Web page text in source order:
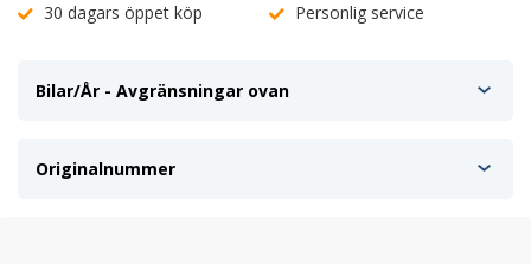
30 dagars öppet köp
Personlig service
Bilar/År - Avgränsningar ovan
Originalnummer